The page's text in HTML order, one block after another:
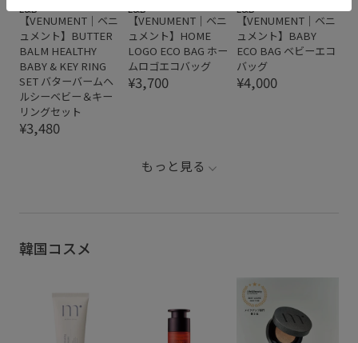
L&B
【VENUMENT｜ベニ
ュメント】BUTTER
BALM HEALTHY
BABY & KEY RING
SET バターバームヘ
ルシーベビー＆キー
リングセット
¥3,480
L&B
【VENUMENT｜ベニ
ュメント】HOME
LOGO ECO BAG ホー
ムロゴエコバッグ
¥3,700
L&B
【VENUMENT｜ベニ
ュメント】BABY
ECO BAG ベビーエコ
バッグ
¥4,000
もっと見る
韓国コスメ